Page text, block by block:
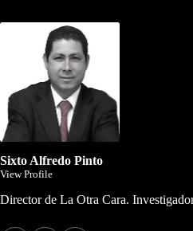
Sixto Alfredo Pinto
View Profile
Director de La Otra Cara.